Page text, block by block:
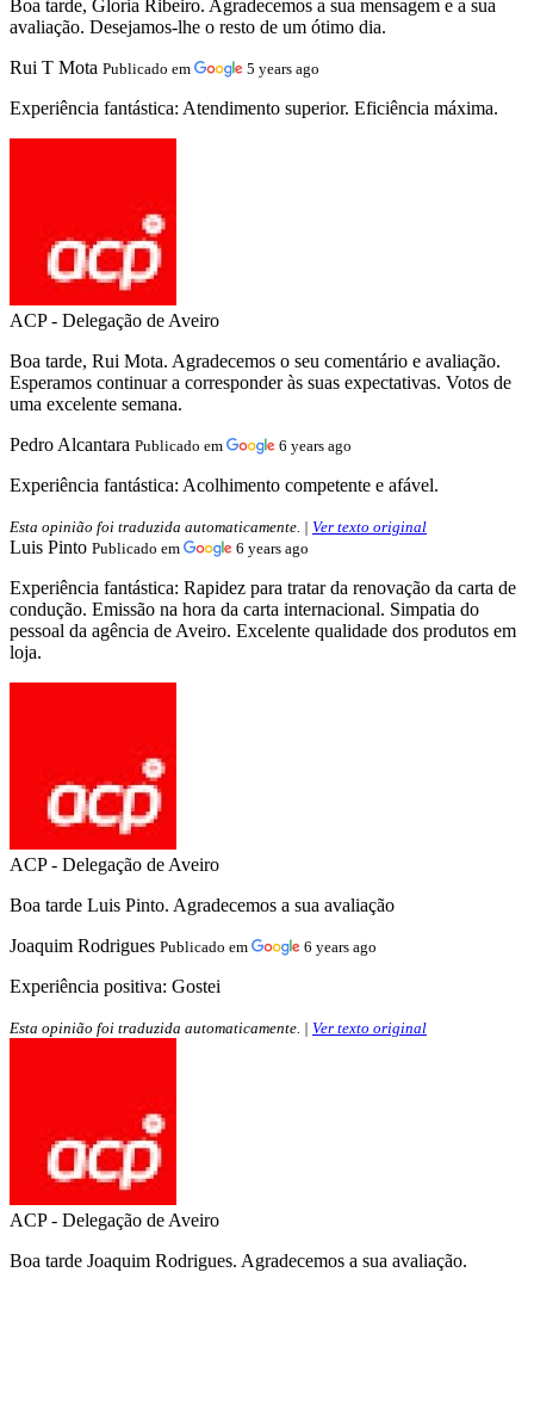
Boa tarde, Gloria Ribeiro. Agradecemos a sua mensagem e a sua
avaliação. Desejamos-lhe o resto de um ótimo dia.
Rui T Mota Publicado em 5 years ago
Experiência fantástica: Atendimento superior. Eficiência máxima.
ACP - Delegação de Aveiro
Boa tarde, Rui Mota. Agradecemos o seu comentário e avaliação.
Esperamos continuar a corresponder às suas expectativas. Votos de
uma excelente semana.
Pedro Alcantara Publicado em 6 years ago
Experiência fantástica: Acolhimento competente e afável.
Esta opinião foi traduzida automaticamente. | Ver texto original
Luis Pinto Publicado em 6 years ago
Experiência fantástica: Rapidez para tratar da renovação da carta de
condução. Emissão na hora da carta internacional. Simpatia do
pessoal da agência de Aveiro. Excelente qualidade dos produtos em
loja.
ACP - Delegação de Aveiro
Boa tarde Luis Pinto. Agradecemos a sua avaliação
Joaquim Rodrigues Publicado em 6 years ago
Experiência positiva: Gostei
Esta opinião foi traduzida automaticamente. | Ver texto original
ACP - Delegação de Aveiro
Boa tarde Joaquim Rodrigues. Agradecemos a sua avaliação.